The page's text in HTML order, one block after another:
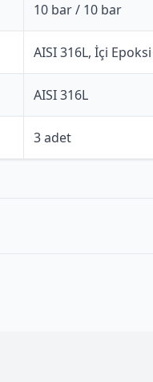
10 bar / 10 bar
AISI 316L, İçi
AISI 316L
3 adet